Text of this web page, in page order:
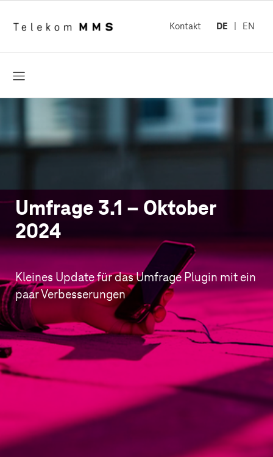
Kontakt DE EN
Umfrage 3.1 – Oktober
2024
Kleines Update für das Umfrage Plugin mit ein
paar Verbesserungen